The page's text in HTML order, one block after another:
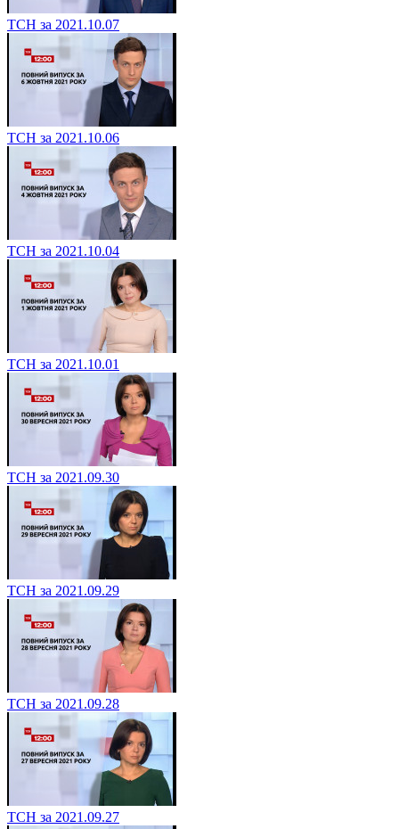
ТСН за 2021.10.07
ТСН за 2021.10.06
ТСН за 2021.10.04
ТСН за 2021.10.01
ТСН за 2021.09.30
ТСН за 2021.09.29
ТСН за 2021.09.28
ТСН за 2021.09.27